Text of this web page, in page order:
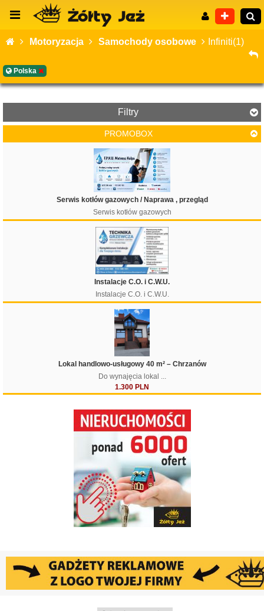
Motoryzacja Samochody osobowe Infiniti(1)
Polska
Filtry
Filtruj
PROMOBOX
Serwis kotłów gazowych / Naprawa , przegląd
Serwis kotłów gazowych
Instalacje C.O. i C.W.U.
Instalacje C.O. i C.W.U.
Lokal handlowo-usługowy 40 m² – Chrzanów
Do wynajęcia lokal ...
1.300 PLN